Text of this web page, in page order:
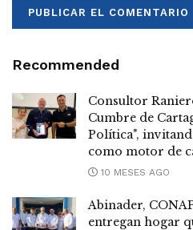
Recommended
Consultor
Cumbre de
Política",
como motor de
10 MESES AGO
Abinader,
entregan hogar